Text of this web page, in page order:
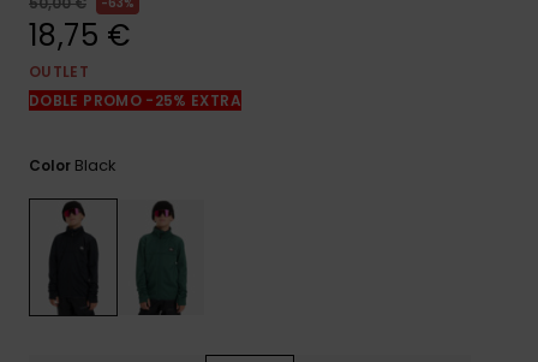
contacto.
18,75 €
OUTLET
DOBLE PROMO -25% EXTRA
Color Black